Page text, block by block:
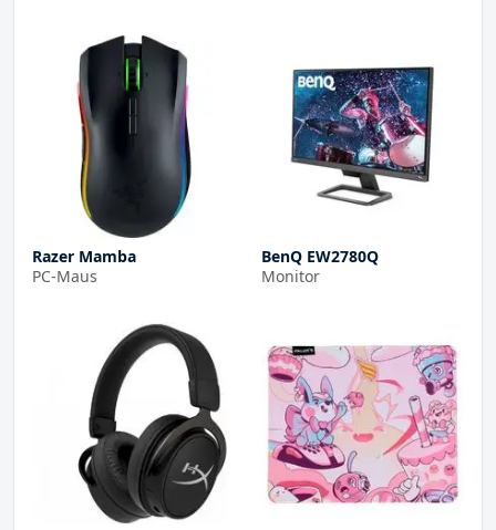
Razer Mamba
PC-Maus
BenQ EW2780Q
Monitor